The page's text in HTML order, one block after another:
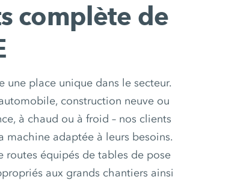
complète de
une place unique dans le secteur.
construction neuve ou
à chaud ou à froid – nos clients
adaptée à leurs besoins.
équipés de tables de pose
aux grands chantiers ainsi